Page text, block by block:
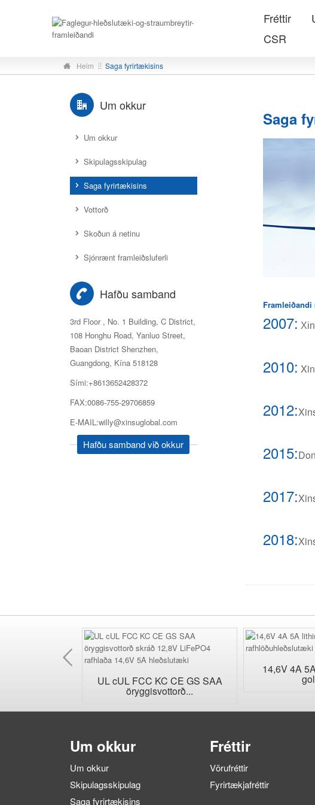
Fréttir
CSR
Heim Saga fyrirtækisins
Um okkur
Um okkur
Skipulagsskipulag
Saga fyrirtækisins
Vottorð
Skoðun á netinu
Sjónrænt framleiðsluferli
Hafðu samband
3rd Floor , No. 1 Building, C District,
108 Honghu Road, Yanluo Street,
Baoan District Shenzhen,
Guangdong, Kína 518128
Sími:+8613652428372
FAX:0086-755-29706859
E-MAIL:willy@xinsuglobal.com
Hafðu samband við okkur
Saga
2007:
2010:
2012:
2015:
2017:
2018:
Fyrri
UL cUL FCC KC CE GS SAA
öryggisvottorð...
14,6V 4A
Um okkur
Um okkur
Skipulagsskipulag
Saga fyrirtækisins
Fréttir
Vörufréttir
Fyrirtækjafréttir